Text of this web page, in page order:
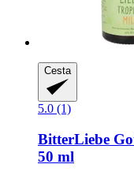
Cesta
5.0 (1)
BitterLiebe
50 ml